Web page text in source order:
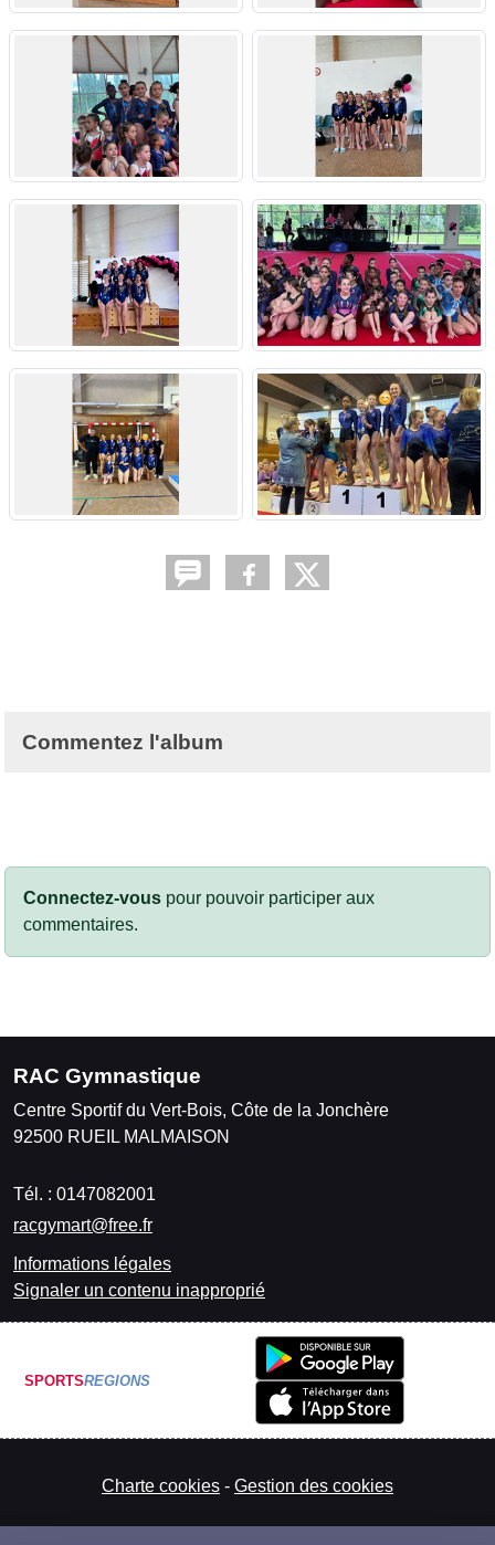
Commentez l'album
Connectez-vous pour pouvoir participer aux
commentaires.
RAC Gymnastique
Centre Sportif du Vert-Bois, Côte de la Jonchère
92500 RUEIL MALMAISON
Tél. : 0147082001
racgymart@free.fr
Informations légales
Signaler un contenu inapproprié
SPORTSREGIONS
Charte cookies Gestion des cookies